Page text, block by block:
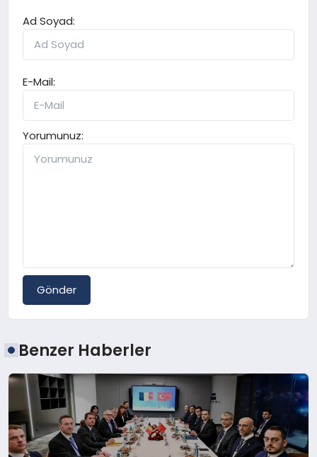
Ad Soyad:
E-Mail:
Yorumunuz:
Gönder
Benzer Haberler